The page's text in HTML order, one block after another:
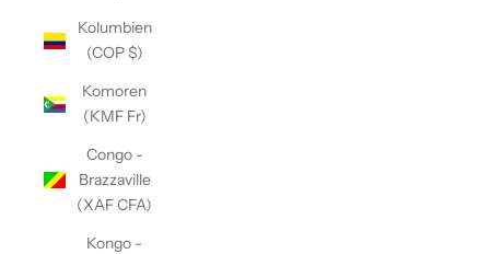
Kolumbien
(COP $)
Komoren
(KMF Fr)
Congo -
Brazzaville
(XAF CFA)
Kongo -